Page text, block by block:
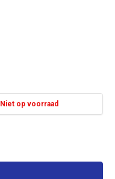
Niet op voorraad